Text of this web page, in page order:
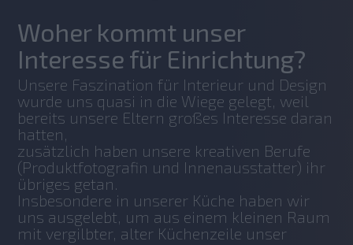
Woher kommt unser
Interesse für Einrichtung?
Unsere Faszination für Interieur und Design
wurde uns quasi in die Wiege gelegt, weil
bereits unsere Eltern großes Interesse daran
hatten,
zusätzlich haben unsere kreativen Berufe
(Produktfotografin und Innenausstatter) ihr
übriges getan.
Insbesondere in unserer Küche haben wir
uns ausgelebt, um aus einem kleinen Raum
mit vergilbter, alter Küchenzeile unser